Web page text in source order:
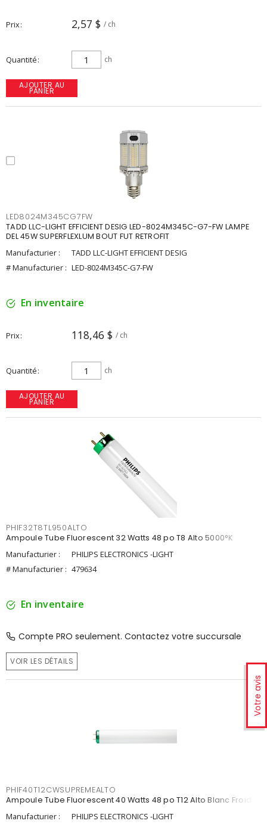
Votre avis
Prix 2,57 $ / ch
Quantité ch
AJOUTER AU
PANIER
LED8024M345CG7FW
TADD LLC-LIGHT EFFICIENT DESIG LED-8024M345C-G7-FW LAMPE
DEL 45W SUPERFLEXLUM BOUT FUT RETROFIT
Manufacturier :
TADD LLC-LIGHT EFFICIENT DESIG
# Manufacturier : LED-8024M345C-G7-FW
En inventaire
Prix 118,46 $ / ch
Quantité ch
AJOUTER AU
PANIER
PHIF32T8TL950ALTO
Ampoule Tube Fluorescent 32 Watts 48 po T8 Alto 5000°K
Manufacturier :
PHILIPS ELECTRONICS -LIGHT
# Manufacturier : 479634
En inventaire
Compte PRO seulement. Contactez votre succursale
VOIR LES DÉTAILS
PHIF40T12CWSUPREMEALTO
Ampoule Tube Fluorescent 40 Watts 48 po T12 Alto Blanc Froid
Manufacturier :
PHILIPS ELECTRONICS -LIGHT